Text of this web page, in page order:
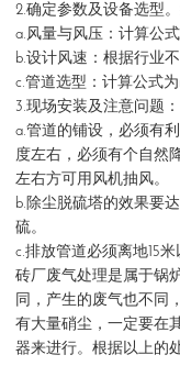
2.确定参数及设备选型
a.风量与风压：计算公
b.设计风速：根据行业
c.管道选型：计算公式
3.现场安装及注意问题：
a.管道的铺设，必须有
度左右，必须有个自然
左右方可用风机抽风。
b.除尘脱硫塔的效果要
硫。
c.排放管道必须离地15米
砖厂废气处理是属于锅
同，产生的废气也不同
有大量硝尘，一定要在
器来进行。根据以上的